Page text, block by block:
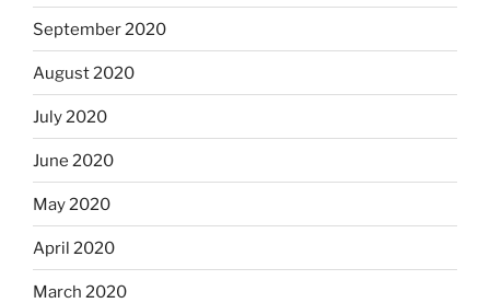
September 2020
August 2020
July 2020
June 2020
May 2020
April 2020
March 2020